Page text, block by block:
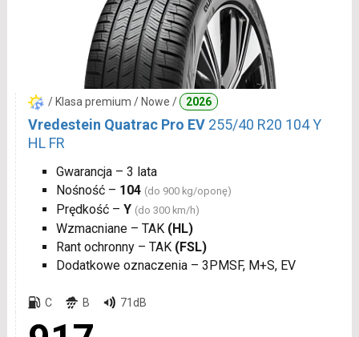
/ Klasa premium / Nowe / 2026
Vredestein Quatrac Pro EV 255/40 R20 104 Y
HL FR
Gwarancja – 3 lata
Nośność – 104 (do 900 kg/oponę)
Prędkość – Y (do 300 km/h)
Wzmacniane – TAK (HL)
Rant ochronny – TAK (FSL)
Dodatkowe oznaczenia – 3PMSF, M+S, EV
C B 71dB